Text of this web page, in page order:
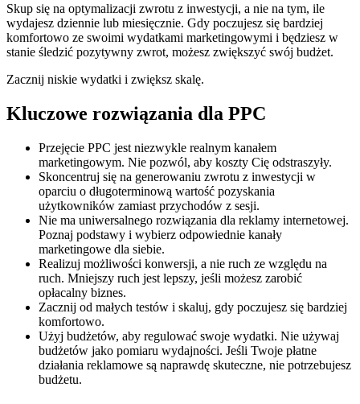
Skup się na optymalizacji zwrotu z inwestycji, a nie na tym, ile
wydajesz dziennie lub miesięcznie. Gdy poczujesz się bardziej
komfortowo ze swoimi wydatkami marketingowymi i będziesz w
stanie śledzić pozytywny zwrot, możesz zwiększyć swój budżet.
Zacznij niskie wydatki i zwiększ skalę.
Kluczowe rozwiązania dla PPC
Przejęcie PPC jest niezwykle realnym kanałem
marketingowym. Nie pozwól, aby koszty Cię odstraszyły.
Skoncentruj się na generowaniu zwrotu z inwestycji w
oparciu o długoterminową wartość pozyskania
użytkowników zamiast przychodów z sesji.
Nie ma uniwersalnego rozwiązania dla reklamy internetowej.
Poznaj podstawy i wybierz odpowiednie kanały
marketingowe dla siebie.
Realizuj możliwości konwersji, a nie ruch ze względu na
ruch. Mniejszy ruch jest lepszy, jeśli możesz zarobić
opłacalny biznes.
Zacznij od małych testów i skaluj, gdy poczujesz się bardziej
komfortowo.
Użyj budżetów, aby regulować swoje wydatki. Nie używaj
budżetów jako pomiaru wydajności. Jeśli Twoje płatne
działania reklamowe są naprawdę skuteczne, nie potrzebujesz
budżetu.